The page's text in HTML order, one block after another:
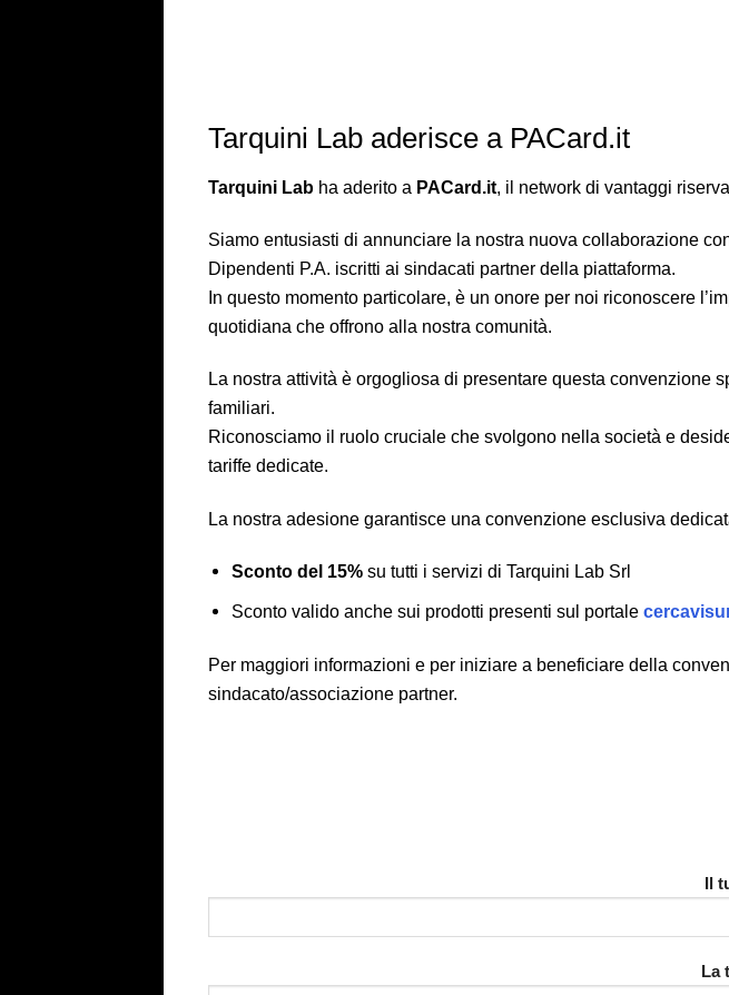
Tarquini Lab aderisce a PACard.it
Tarquini Lab ha aderito a PACard.it , il network di vantaggi
Siamo entusiasti di annunciare la nostra nuova collaborazione
Dipendenti P.A. iscritti ai sindacati partner della piattaforma.
In questo momento particolare, è un onore per noi riconoscere
quotidiana che offrono alla nostra comunità.
La nostra attività è orgogliosa di presentare questa convenzione
familiari.
Riconosciamo il ruolo cruciale che svolgono nella società e
tariffe dedicate.
La nostra adesione garantisce una convenzione esclusiva
Sconto del 15% su tutti i servizi di Tarquini Lab Srl
Sconto valido anche sui prodotti presenti sul portale
Per maggiori informazioni e per iniziare a beneficiare della
sindacato/associazione partner.
Il
La